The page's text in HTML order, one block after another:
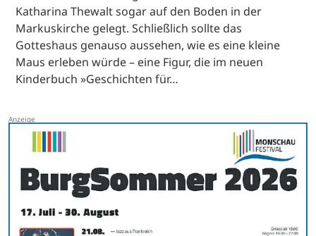
Katharina Thewalt sogar auf den Boden in der
Markuskirche gelegt. Schließlich sollte das
Gotteshaus genauso aussehen, wie es eine kleine
Maus erleben würde – eine Figur, die im neuen
Kinderbuch »Geschichten für…